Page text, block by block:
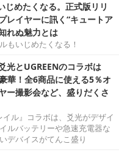
めたくなる。正式版リリ
レイヤーに訊く“キュートア
れぬ魅力とは
もいじめたくなる！
光とUGREENのコラボは
華！全6商品に使える5％オ
ー撮影会など、盛りだくさ
イル』コラボは、爻光がデザイ
ルバッテリーや急速充電器な
デバイスがてんこ盛り